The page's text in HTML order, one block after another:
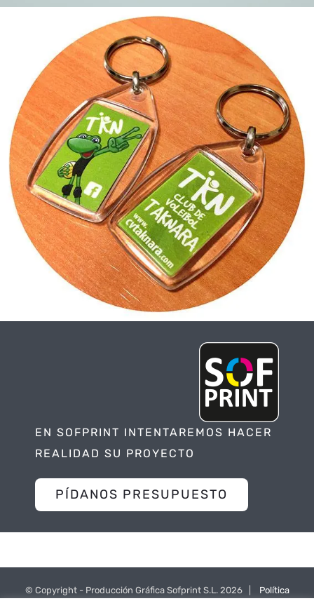
Llaveros personalizados
Personalización
EN SOFPRINT INTENTAREMOS HACER
REALIDAD SU PROYECTO
PÍDANOS PRESUPUESTO
© Copyright - Producción Gráfica Sofprint S.L. 2026 | Política